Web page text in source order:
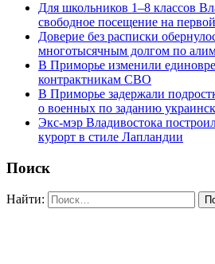
Для школьников 1–8 классов
свободное посещение на
Доверие без расписки
многотысячным долгом по
В Приморье изменили
контрактникам СВО
В Приморье задержали
о военных по заданию
Экс-мэр Владивостока
курорт в стиле Лапландии
Поиск
Найти: